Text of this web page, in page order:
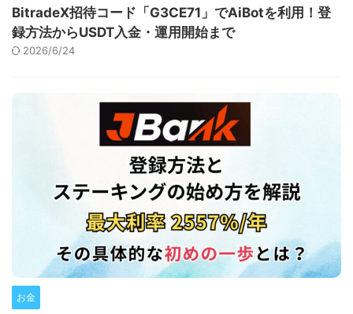
BitradeX招待コード「G3CE71」でAiBotを利用！登
録方法からUSDT入金・運用開始まで
2026/6/24
お金